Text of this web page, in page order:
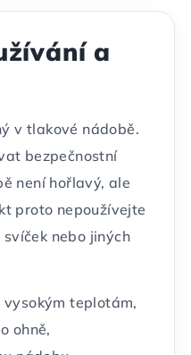
a
v tlakové nádobě.
bezpečnostní
není hořlavý, ale
proto nepoužívejte
nebo jiných
teplotám,
ohně,